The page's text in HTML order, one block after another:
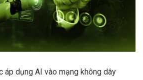
dụng AI vào mạng không dây